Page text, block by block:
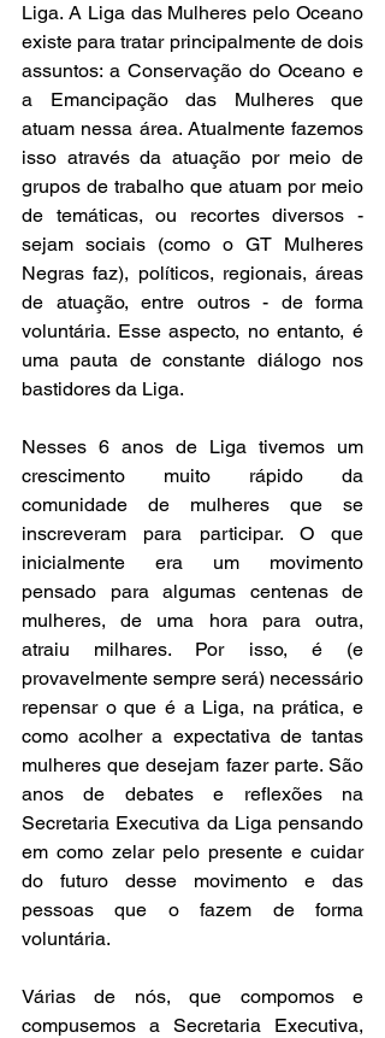
Liga. A Liga das Mulheres pelo Oceano
existe para tratar principalmente de dois
assuntos: a Conservação do Oceano e
a Emancipação das Mulheres que
atuam nessa área. Atualmente fazemos
isso através da atuação por meio de
grupos de trabalho que atuam por meio
de temáticas, ou recortes diversos -
sejam sociais (como o GT Mulheres
Negras faz), políticos, regionais, áreas
de atuação, entre outros - de forma
voluntária. Esse aspecto, no entanto, é
uma pauta de constante diálogo nos
bastidores da Liga.
Nesses 6 anos de Liga tivemos um
crescimento muito rápido da
comunidade de mulheres que se
inscreveram para participar. O que
inicialmente era um movimento
pensado para algumas centenas de
mulheres, de uma hora para outra,
atraiu milhares. Por isso, é (e
provavelmente sempre será) necessário
repensar o que é a Liga, na prática, e
como acolher a expectativa de tantas
mulheres que desejam fazer parte. São
anos de debates e reflexões na
Secretaria Executiva da Liga pensando
em como zelar pelo presente e cuidar
do futuro desse movimento e das
pessoas que o fazem de forma
voluntária.
Várias de nós, que compomos e
compusemos a Secretaria Executiva,